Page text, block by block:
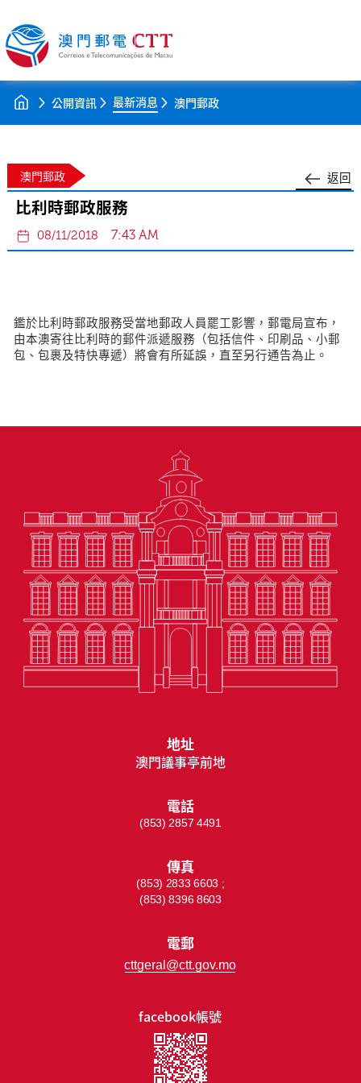
公開資訊 最新消息 澳門郵政
返回
澳門郵政
比利時郵政服務
08/11/2018 7:43 AM
鑑於比利時郵政服務受當地郵政人員罷工影響，郵電局宣布，
由本澳寄往比利時的郵件派遞服務（包括信件、印刷品、小郵
包、包裹及特快專遞）將會有所延誤，直至另行通告為止。
facebook帳號
地址
澳門議事亭前地
電話
(853) 2857 4491
傳真
(853) 2833 6603 ;
(853) 8396 8603
電郵
cttgeral@ctt.gov.mo